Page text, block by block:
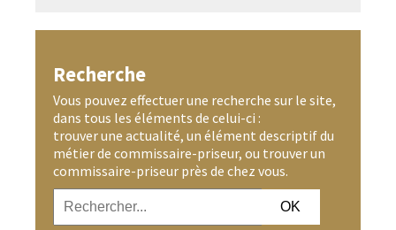
Recherche
Vous pouvez effectuer une recherche sur le site,
dans tous les éléments de celui-ci :
trouver une actualité, un élément descriptif du
métier de commissaire-priseur, ou trouver un
commissaire-priseur près de chez vous.